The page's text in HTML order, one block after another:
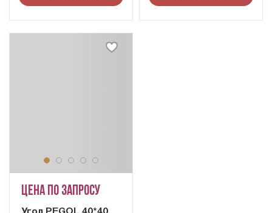
Цена по запросу